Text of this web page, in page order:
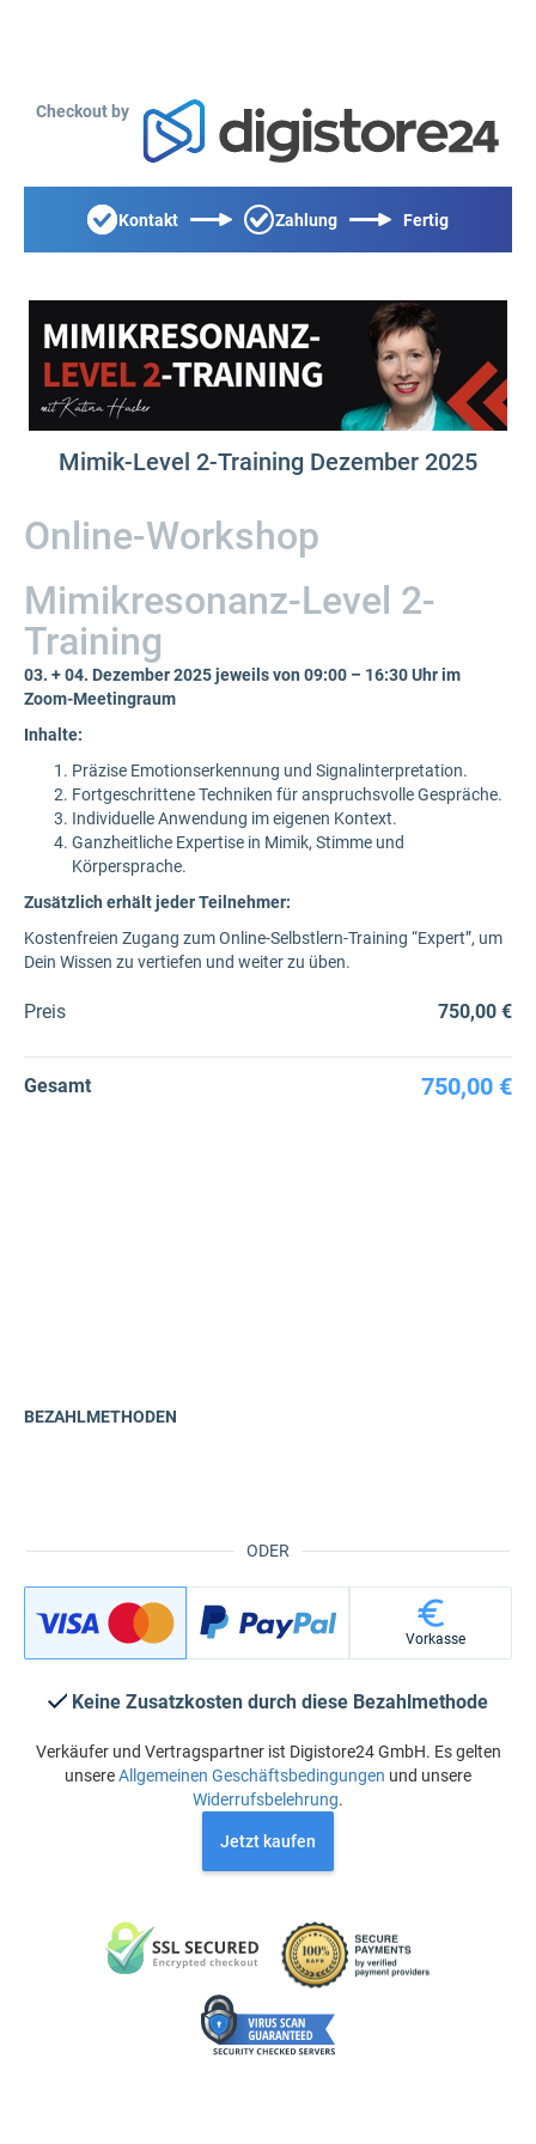
Checkout by
Kontakt Zahlung Fertig
Mimik-Level 2-Training Dezember 2025
Online-Workshop
Mimikresonanz-Level 2-
Training
03. + 04. Dezember 2025 jeweils von 09:00 – 16:30 Uhr im
Zoom-Meetingraum
Inhalte:
Präzise Emotionserkennung und Signalinterpretation.
Fortgeschrittene Techniken für anspruchsvolle Gespräche.
Individuelle Anwendung im eigenen Kontext.
Ganzheitliche Expertise in Mimik, Stimme und
Körpersprache.
Zusätzlich erhält jeder Teilnehmer:
Kostenfreien Zugang zum Online-Selbstlern-Training “Expert”, um
Dein Wissen zu vertiefen und weiter zu üben.
Preis 750,00 €
Gesamt 750,00 €
ODER
BEZAHLMETHODEN
Vorkasse
Keine Zusatzkosten durch diese Bezahlmethode
Verkäufer und Vertragspartner ist Digistore24 GmbH. Es gelten
unsereAllgemeinen Geschäftsbedingungen und unsere
Widerrufsbelehrung.
Jetzt kaufen